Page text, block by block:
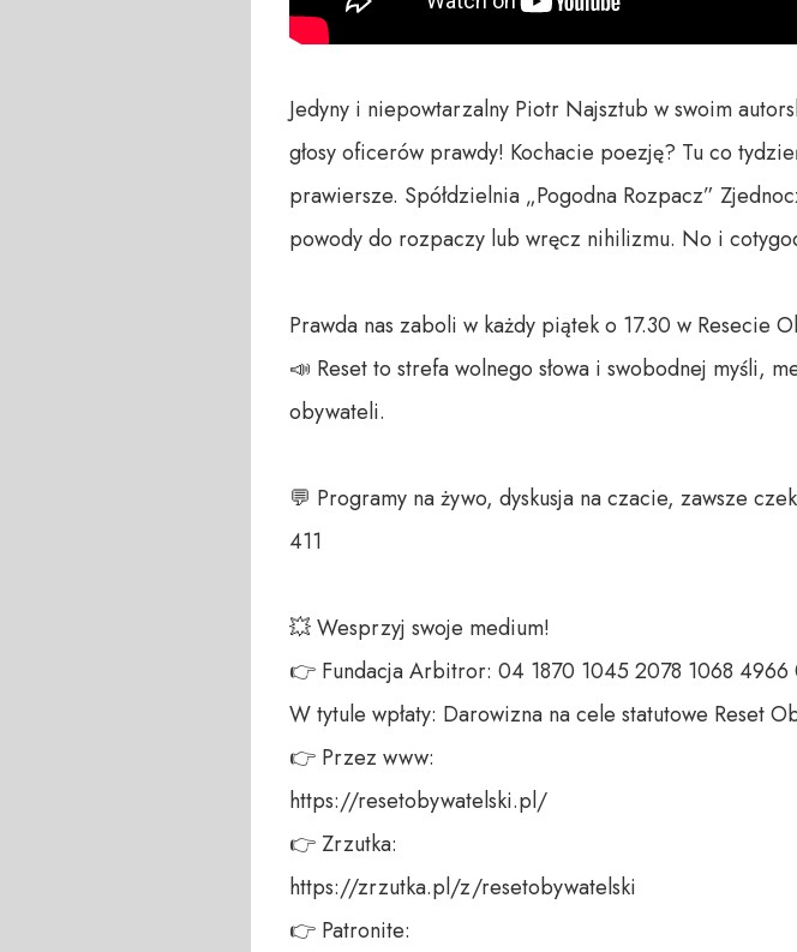
Jedyny i niepowtarzalny Piotr Najsztub w swoim
głosy oficerów prawdy! Kochacie poezję? Tu co
prawiersze. Spółdzielnia „Pogodna Rozpacz”
powody do rozpaczy lub wręcz nihilizmu. No i
Prawda nas zaboli w każdy piątek o 17.30 w Resecie
📣 Reset to strefa wolnego słowa i swobodnej myśli,
obywateli.
💬 Programy na żywo, dyskusja na czacie, zawsze
411
💥 Wesprzyj swoje medium!
👉 Fundacja Arbitror: 04 1870 1045 2078 1068 4966
W tytule wpłaty: Darowizna na cele statutowe Reset
👉 Przez www:
https://resetobywatelski.pl/
👉 Zrzutka:
https://zrzutka.pl/z/resetobywatelski
👉 Patronite: